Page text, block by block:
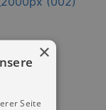
×
Seite